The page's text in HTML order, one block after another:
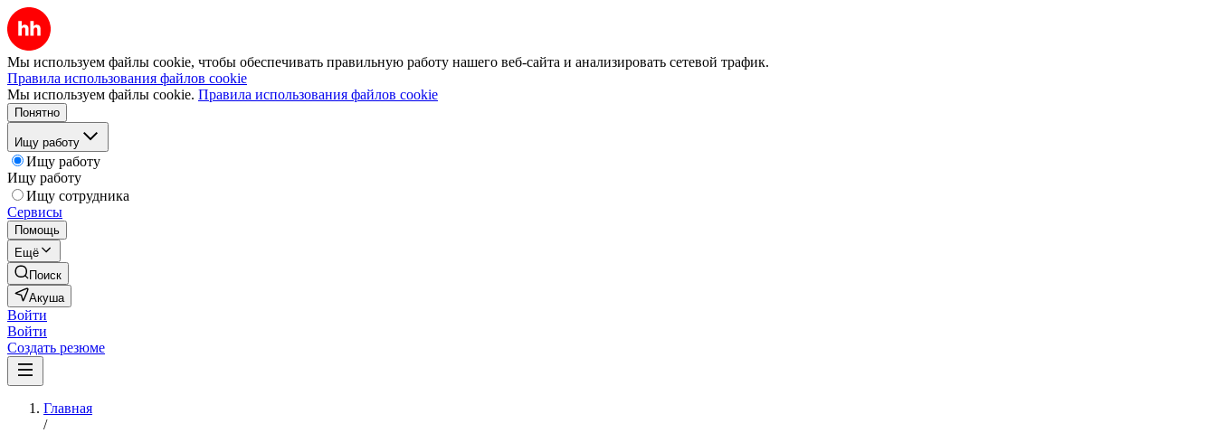
Мы используем файлы cookie, чтобы обеспечивать правильную работу нашего веб-сайта и анализировать сетевой трафик.
Правила использования файлов cookie
Мы используем файлы cookie. Правила использования файлов cookie
Понятно
Ищу работу
Ищу работу
Ищу работу
Ищу сотрудника
Сервисы
Помощь
Ещё
Поиск
Акуша
Войти
Войти
Создать резюме
Главная
/